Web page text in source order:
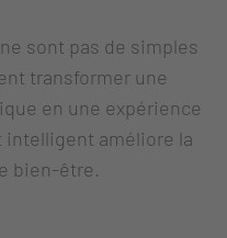
sont pas de simples
transformer une
en une expérience
améliore la
bien-être.